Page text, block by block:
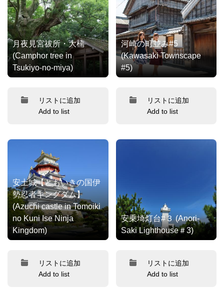
月夜見宮祓所・大楠
(Camphor tree in
Tsukiyo-no-miya)
リストに追加
Add to list
河崎の町並み#5
(Kawasaki Townscape
#5)
リストに追加
Add to list
安土城【ともいきの国伊
勢忍者キングダム】
(Azuchi castle in Tomoiki
no Kuni Ise Ninja
Kingdom)
リストに追加
Add to list
安乗埼灯台#３ (Anori-
Saki Lighthouse＃3)
リストに追加
Add to list